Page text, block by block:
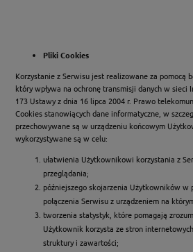
Pliki Cookies
Korzystanie z Serwisu jest realizowane za pomocą
który wpływa na ochronę transmisji danych w sieci
173 Ustawy z dnia 16 lipca 2004 r. Prawo
Cookies stanowiących dane informatyczne, w
przechowywane są w urządzeniu końcowym
wykorzystywane są w celu:
ułatwienia Użytkownikowi korzystania z
przeglądania;
późniejszego skojarzenia Użytkowników w
połączenia Serwisu z urządzeniem na
tworzenia statystyk, które pomagają
Użytkownik korzysta ze stron
struktury i zawartości;